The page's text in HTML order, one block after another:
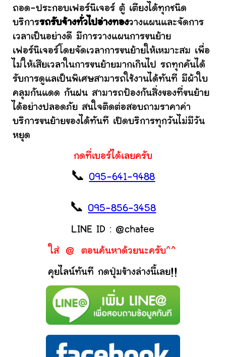
ถอด-ประกอบเฟอร์นิเจอร์ ตู้ เตียงได้ทุกชนิด
บริการรถรับจ้างทั่วไปอ่างทองวางแผนและจัดการ
เวลาเป็นอย่างดี มีการวางแผนการขนย้าย
เฟอร์นิเจอร์โดยจัดเวลาการขนย้ายให้เหมาะสม เพื่อ
ไม่ให้เสียเวลาในการขนย้ายมากเกินไป รถทุกคันได้
รับการดูแลเป็นพิเศษสามารถใช้งานได้ทันที มีผ้าใบ
คลุมกันแดด กันฝน สามารถป้องกันสิ่งของที่ขนย้าย
ได้อย่างปลอดภัย สนใจติดต่อสอบถามราคาค่า
บริการขนย้ายของได้ทันที เปิดบริการทุกวันไม่มีวัน
หยุด
กดที่เบอร์ได้เลยครับ
📞095-641-9488
📞095-856-3458
LINE ID : @chatee
ใส่ @ ตอนค้นหาด้วยนะครับ^^
คุยไลน์ทันที กดปุ่มข้างล่างนี้เลย!!